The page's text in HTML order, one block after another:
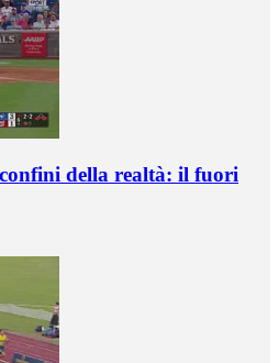
della realtà: il fuori